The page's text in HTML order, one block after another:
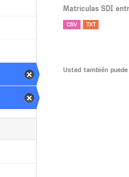
Matriculas SDI
CSV TXT
Usted también